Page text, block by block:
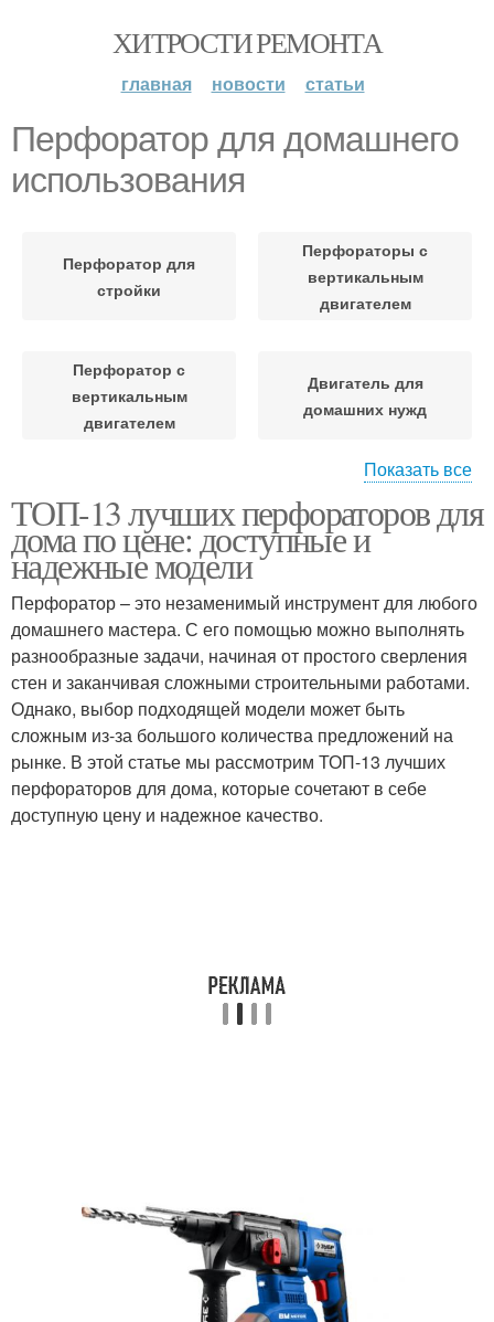
ХИТРОСТИ РЕМОНТА
главная новости статьи
Перфоратор для домашнего
использования
Перфоратор для
стройки
Перфораторы с
вертикальным
двигателем
Перфоратор с
вертикальным
двигателем
Двигатель для
домашних нужд
Двигатель в
перфораторах
перфоратор
Перфоратор для
бурения
Перфоратор для задач
Показать все
ТОП-13 лучших перфораторов для
дома по цене: доступные и
надежные модели
Перфоратор – это незаменимый инструмент для любого
домашнего мастера. С его помощью можно выполнять
разнообразные задачи, начиная от простого сверления
стен и заканчивая сложными строительными работами.
Однако, выбор подходящей модели может быть
сложным из-за большого количества предложений на
рынке. В этой статье мы рассмотрим ТОП-13 лучших
перфораторов для дома, которые сочетают в себе
доступную цену и надежное качество.